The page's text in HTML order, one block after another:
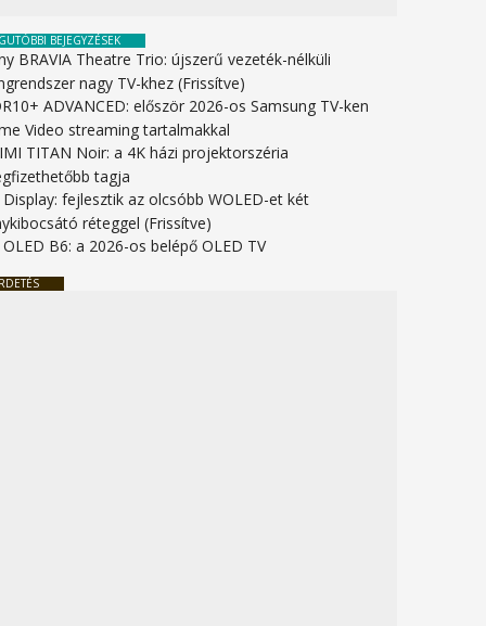
BEJEGYZÉSEK
BRAVIA Theatre Trio: újszerű vezeték-nélküli
nagy TV-khez (Frissítve)
ADVANCED: először 2026-os Samsung TV-ken
Video streaming tartalmakkal
TITAN Noir: a 4K házi projektorszéria
tagja
Display: fejlesztik az olcsóbb WOLED-et két
réteggel (Frissítve)
OLED B6: a 2026-os belépő OLED TV